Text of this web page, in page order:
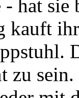
- hat sie
kauft
zu